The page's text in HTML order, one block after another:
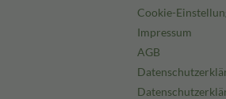
Cookie-
Impressum
AGB